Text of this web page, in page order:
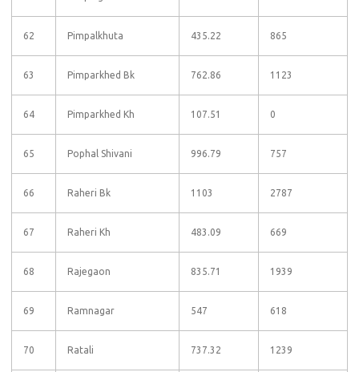
62 Pimpalkhuta 435.22 865
63 Pimparkhed Bk 762.86 1123
64 Pimparkhed Kh 107.51 0
65 Pophal Shivani 996.79 757
66 Raheri Bk 1103 2787
67 Raheri Kh 483.09 669
68 Rajegaon 835.71 1939
69 Ramnagar 547 618
70 Ratali 737.32 1239